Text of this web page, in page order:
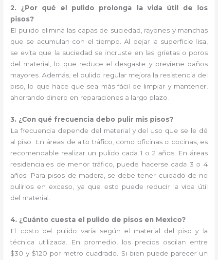
2. ¿Por qué el pulido prolonga la vida útil de los
pisos?
El pulido elimina las capas de suciedad, rayones y manchas
que se acumulan con el tiempo. Al dejar la superficie lisa,
se evita que la suciedad se incruste en las grietas o poros
del material, lo que reduce el desgaste y previene daños
mayores. Además, el pulido regular mejora la resistencia del
piso, lo que hace que sea más fácil de limpiar y mantener,
ahorrando dinero en reparaciones a largo plazo.
3. ¿Con qué frecuencia debo pulir mis pisos?
La frecuencia depende del material y del uso que se le dé
al piso. En áreas de alto tráfico, como oficinas o cocinas, es
recomendable realizar un pulido cada 1 o 2 años. En áreas
residenciales de menor tráfico, puede hacerse cada 3 o 4
años. Para pisos de madera, se debe tener cuidado de no
pulirlos en exceso, ya que esto puede reducir la vida útil
del material.
4. ¿Cuánto cuesta el pulido de pisos en Mexico?
El costo del pulido varía según el material del piso y la
técnica utilizada. En promedio, los precios oscilan entre
$30 y $120 por metro cuadrado. Si bien puede parecer un